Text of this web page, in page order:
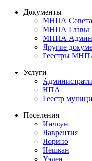
Документы
МНПА Совета
МНПА Главы
МНПА
Другие
Реестры
Услуги
НПА
Реестр
Поселения
Инчоун
Лаврентия
Лорино
Нешкан
Уэлен